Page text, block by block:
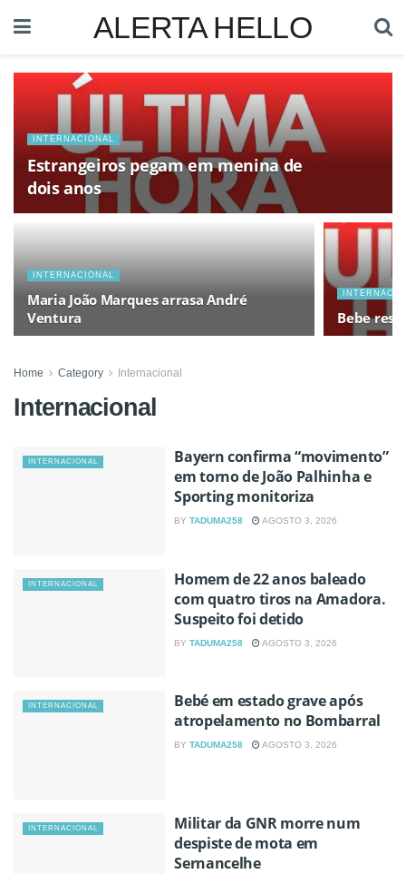
ALERTA HELLO
INTERNACIONAL
Estrangeiros pegam em menina de
dois anos
INTERNACIONAL
Maria João Marques arrasa André
Ventura
Bebe
Home Category Internacional
Internacional
INTERNACIONAL
Bayern confirma “movimento”
em torno de João Palhinha e
Sporting monitoriza
BY TADUMA258 AGOSTO 3, 2026
INTERNACIONAL
Homem de 22 anos baleado
com quatro tiros na Amadora.
Suspeito foi detido
BY TADUMA258 AGOSTO 3, 2026
INTERNACIONAL
Bebé em estado grave após
atropelamento no Bombarral
BY TADUMA258 AGOSTO 3, 2026
INTERNACIONAL
Militar da GNR morre num
despiste de mota em
Sernancelhe